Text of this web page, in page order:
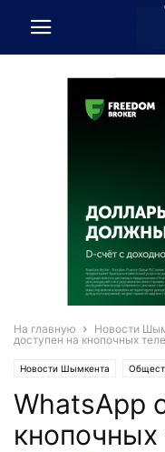
На главную Новости
доступен на кнопочных
Новости Шымкента
WhatsApp